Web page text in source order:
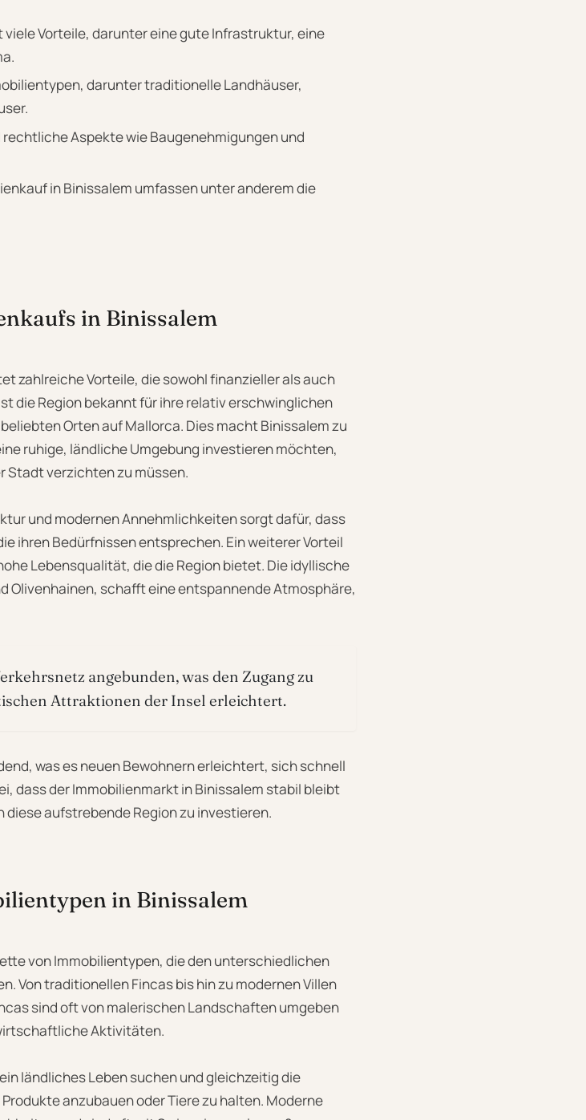
Vorteile, darunter eine gute Infrastruktur, eine
darunter traditionelle Landhäuser,
Aspekte wie Baugenehmigungen und
in Binissalem umfassen unter anderem die
in Binissalem
zahlreiche Vorteile, die sowohl finanzieller als auch
die Region bekannt für ihre relativ erschwinglichen
Orten auf Mallorca. Dies macht Binissalem zu
ruhige, ländliche Umgebung investieren möchten,
Stadt verzichten zu müssen.
und modernen Annehmlichkeiten sorgt dafür, dass
ihren Bedürfnissen entsprechen. Ein weiterer Vorteil
Lebensqualität, die die Region bietet. Die idyllische
Olivenhainen, schafft eine entspannende Atmosphäre,
angebunden, was den Zugang zu
Attraktionen der Insel erleichtert.
was es neuen Bewohnern erleichtert, sich schnell
dass der Immobilienmarkt in Binissalem stabil bleibt
aufstrebende Region zu investieren.
in Binissalem
von Immobilientypen, die den unterschiedlichen
Von traditionellen Fincas bis hin zu modernen Villen
sind oft von malerischen Landschaften umgeben
Aktivitäten.
ländliches Leben suchen und gleichzeitig die
anzubauen oder Tiere zu halten. Moderne